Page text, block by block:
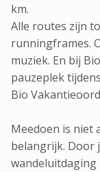
km.
Alle routes zijn
runningframes.
muziek. En bij
pauzeplek
Bio
Meedoen is niet
belangrijk. Door
wandeluitdaging